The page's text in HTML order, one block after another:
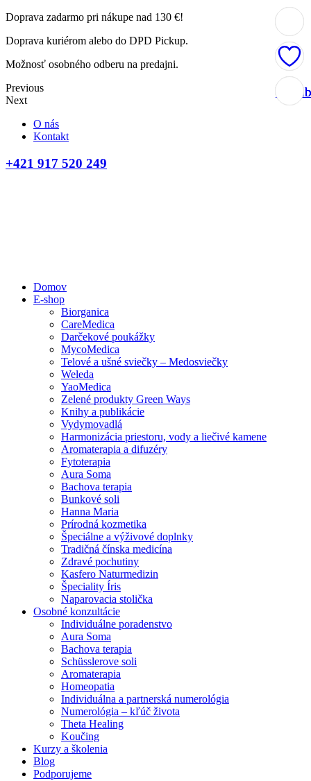
Doprava zadarmo pri nákupe nad 130 €!
Doprava kuriérom alebo do DPD Pickup.
Možnosť osobného odberu na predajni.
Previous
Next
O nás
Kontakt
+421 917 520 249
Domov
E-shop
Biorganica
CareMedica
Darčekové poukážky
MycoMedica
Telové a ušné sviečky – Medosviečky
Weleda
YaoMedica
Zelené produkty Green Ways
Knihy a publikácie
Vydymovadlá
Harmonizácia priestoru, vody a liečivé kamene
Aromaterapia a difuzéry
Fytoterapia
Aura Soma
Bachova terapia
Bunkové soli
Hanna Maria
Prírodná kozmetika
Špeciálne a výživové doplnky
Tradičná čínska medicína
Zdravé pochutiny
Kasfero Naturmedizin
Špeciality Íris
Naparovacia stolička
Osobné konzultácie
Individuálne poradenstvo
Aura Soma
Bachova terapia
Schüsslerove soli
Aromaterapia
Homeopatia
Individuálna a partnerská numerológia
Numerológia – kľúč života
Theta Healing
Koučing
Kurzy a školenia
Blog
Podporujeme